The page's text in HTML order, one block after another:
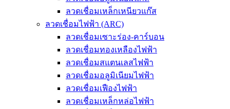
ลวดเชื่อมเหล็กเหนียวแก๊ส
ลวดเชื่อมไฟฟ้า (ARC)
ลวดเชื่อมเซาะร่อง-คาร์บอน
ลวดเชื่อมทองเหลืองไฟฟ้า
ลวดเชื่อมสแตนเลสไฟฟ้า
ลวดเชื่อมอลูมิเนียมไฟฟ้า
ลวดเชื่อมเฟืองไฟฟ้า
ลวดเชื่อมเหล็กหล่อไฟฟ้า